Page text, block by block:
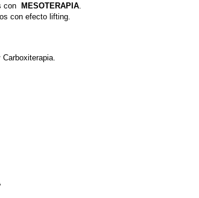
con MESOTERAPIA.
con efecto lifting.